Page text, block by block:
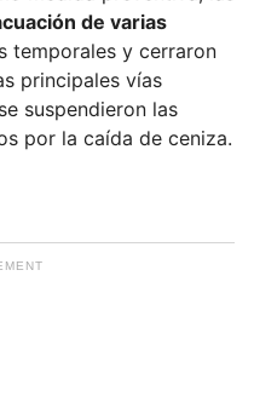
de varias
temporales y cerraron
principales vías
suspendieron las
por la caída de ceniza.